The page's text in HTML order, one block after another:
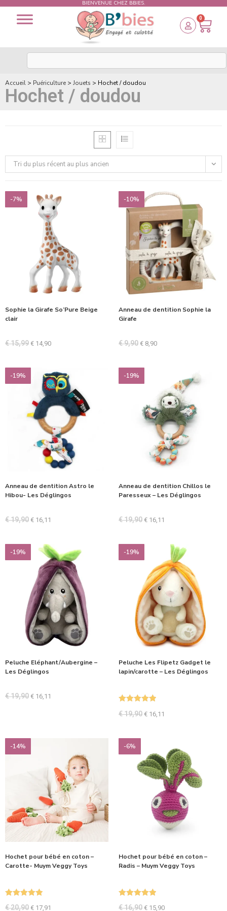
BIENVENUE CHEZ BBIES.
0
Accueil > Puériculture > Jouets > Hochet / doudou
Hochet / doudou
Tri du plus récent au plus ancien
-7%
Sophie la Girafe So’Pure Beige
clair
€15,99 € 14,90
-10%
Anneau de dentition Sophie la
Girafe
€9,90 € 8,90
-19%
Anneau de dentition Astro le
Hibou- Les Déglingos
€19,90 € 16,11
-19%
Anneau de dentition Chillos le
Paresseux – Les Déglingos
€19,90 € 16,11
-19%
Peluche Eléphant/Aubergine –
Les Déglingos
€19,90 € 16,11
-19%
Peluche Les Flipetz Gadget le
lapin/carotte – Les Déglingos
€19,90 € 16,11
-14%
Hochet pour bébé en coton –
Carotte- Muym Veggy Toys
€20,90 € 17,91
-6%
Hochet pour bébé en coton –
Radis – Muym Veggy Toys
€16,90 € 15,90